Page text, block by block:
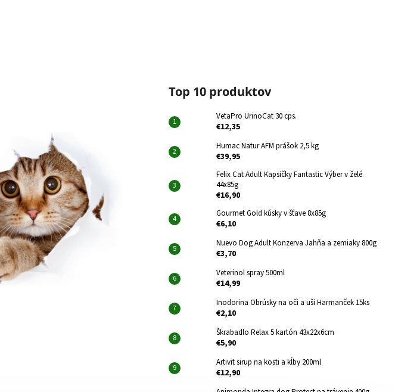
Top 10 produktov
VetaPro UrinoCat 30 cps.
€12,35
Humac Natur AFM prášok 2,5 kg
€39,95
Felix Cat Adult Kapsičky Fantastic Výber v želé
44x85g
€16,90
Gourmet Gold kúsky v šťave 8x85g
€6,10
Nuevo Dog Adult Konzerva Jahňa a zemiaky 800g
€3,70
Veterinol spray 500ml
€14,99
Inodorina Obrúsky na oči a uši Harmanček 15ks
€2,10
Škrabadlo Relax 5 kartón 43x22x6cm
€5,90
Artivit sirup na kosti a kĺby 200ml
€12,90